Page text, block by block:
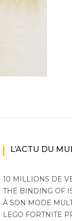
L’ACTU DU
10 MILLIONS DE
THE BINDING OF
À SON MODE
LEGO FORTNITE